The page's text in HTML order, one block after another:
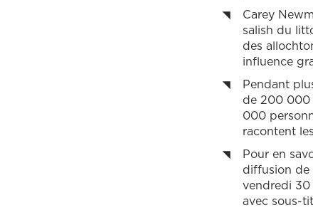
Carey
salish du
des
influence
Pendant
de 200 000
000
racontent
Pour en
diffusion de
vendredi 30
avec sous-